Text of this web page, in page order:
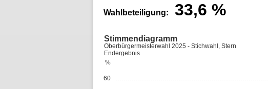
Wahlbeteiligung: 33,6 %
60
%
Stimmendiagramm
Oberbürgermeisterwahl 2025 - Stichwahl, Stern
Endergebnis